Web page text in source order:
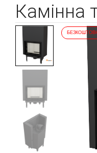
Камінна